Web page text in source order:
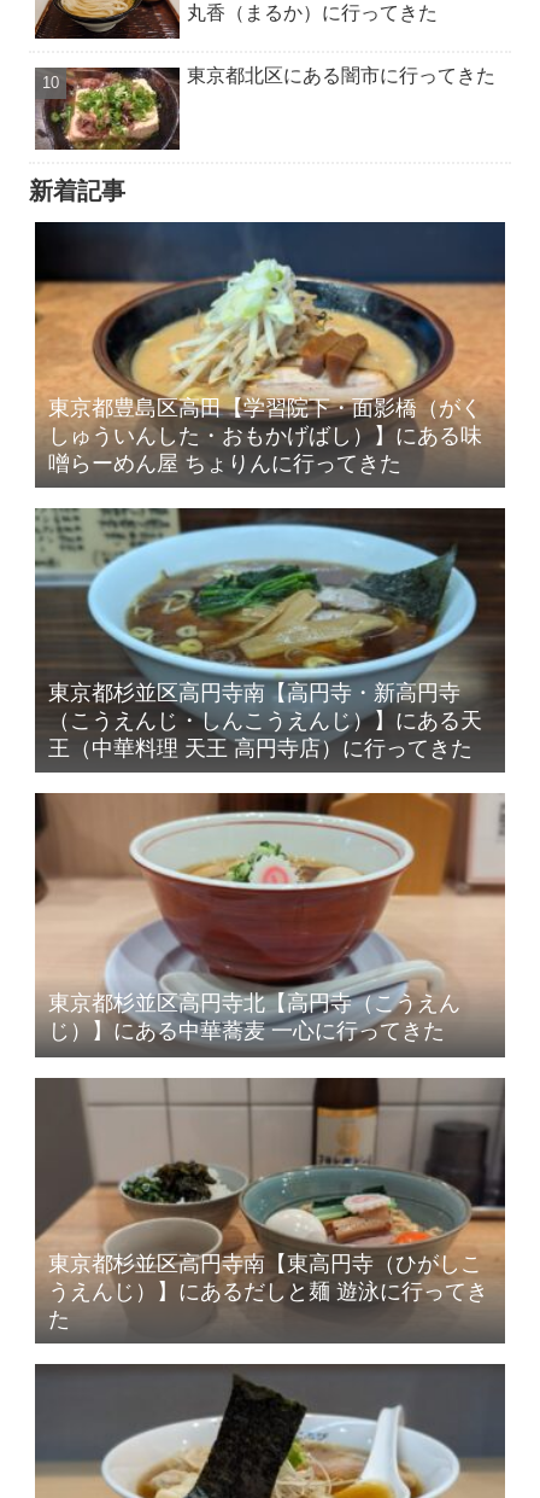
丸香（まるか）に行ってきた
東京都北区にある闇市に行ってきた
新着記事
東京都豊島区高田【学習院下・面影橋（がく
しゅういんした・おもかげばし）】にある味
噌らーめん屋 ちょりんに行ってきた
東京都杉並区高円寺南【高円寺・新高円寺
（こうえんじ・しんこうえんじ）】にある天
王（中華料理 天王 高円寺店）に行ってきた
東京都杉並区高円寺北【高円寺（こうえん
じ）】にある中華蕎麦 一心に行ってきた
東京都杉並区高円寺南【東高円寺（ひがしこ
うえんじ）】にあるだしと麺 遊泳に行ってき
た